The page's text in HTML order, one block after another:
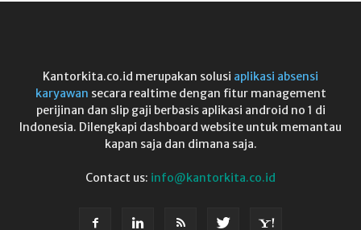
Kantorkita.co.id merupakan solusi aplikasi absensi
karyawan secara realtime dengan fitur management
perijinan dan slip gaji berbasis aplikasi android no 1 di
Indonesia. Dilengkapi dashboard website untuk memantau
kapan saja dan dimana saja.
Contact us: info@kantorkita.co.id